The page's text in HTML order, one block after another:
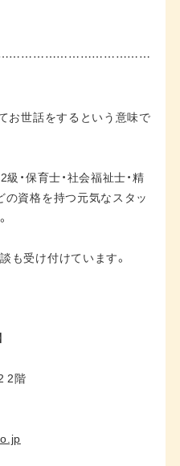
お世話をするという意味で
・保育士・社会福祉士・精
の資格を持つ元気なスタッ
も受け付けています。
2階